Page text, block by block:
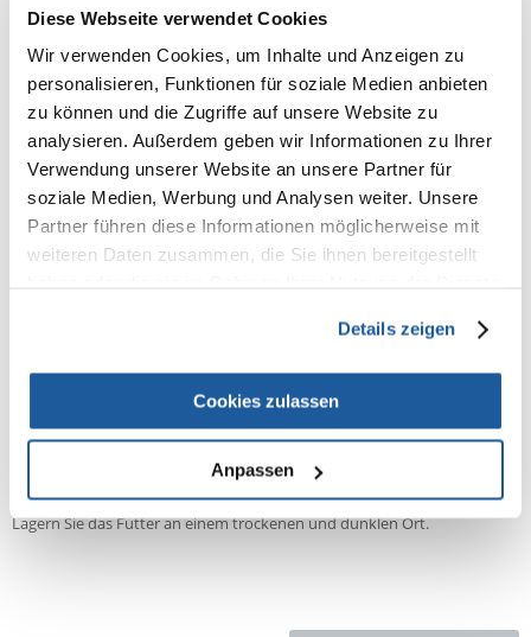
Diese Webseite verwendet Cookies
Wir verwenden Cookies, um Inhalte und Anzeigen zu
personalisieren, Funktionen für soziale Medien anbieten
zu können und die Zugriffe auf unsere Website zu
analysieren. Außerdem geben wir Informationen zu Ihrer
Verwendung unserer Website an unsere Partner für
soziale Medien, Werbung und Analysen weiter. Unsere
Partner führen diese Informationen möglicherweise mit
weiteren Daten zusammen, die Sie ihnen bereitgestellt
Details zeigen
Cookies zulassen
Anpassen
Analyse:
Proteingehalt: 24%
Fettgehalt: 10%
Mineralsalze: 7%
Ballaststoffe: 3%
Kalzium: 1,6%
Fütterungsempfehlungen:
Gewicht des Hundes Tagesdosis
2 - 5 kg 45 - 85 g
5 - 10 kg 85 - 120 g
Berücksichtigung von Alter, Gewicht, Gesundheitszustand und
Tagesaktivität des Hundes individuell angepasst werden.
Stellen Sie sicher, dass Ihr Hund Zugang zu frischem Wasser hat, um zu
trinken.
Lagern Sie das Futter an einem trockenen und dunklen Ort.